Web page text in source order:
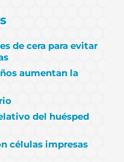
de cera para evitar
aumentan la
del huésped
células impresas